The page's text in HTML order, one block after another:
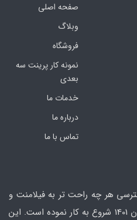
صفحه اصلی
وبلاگ
فروشگاه
نمونه کار پرینت سه
بعدی
خدمات ما
درباره ما
تماس با ما
هر چه راحت تر به فیلامنت و
قطعات پرینتر سه بعدی در تابستان 1401 شروع به کار نموده است. این